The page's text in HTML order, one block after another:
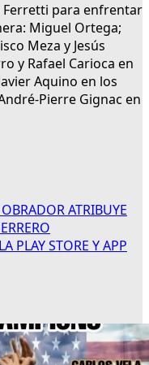
Ferretti para enfrentar
Miguel Ortega;
Meza y Jesús
y Rafael Carioca en
Aquino en los
Pierre Gignac en
ATRIBUYE
PLAY STORE Y APP